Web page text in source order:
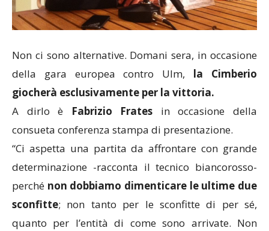
Non ci sono alternative. Domani sera, in occasione
della gara europea contro Ulm, la Cimberio
giocherà esclusivamente per la vittoria.
A dirlo è Fabrizio Frates in occasione della
consueta conferenza stampa di presentazione.
“Ci aspetta una partita da affrontare con grande
determinazione -racconta il tecnico biancorosso-
perché non dobbiamo dimenticare le ultime due
sconfitte; non tanto per le sconfitte di per sé,
quanto per l’entità di come sono arrivate. Non